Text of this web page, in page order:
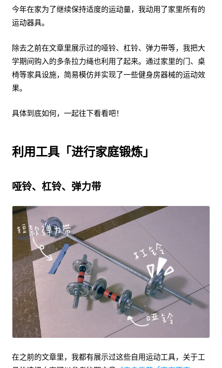
今年在家为了继续保持适度的运动量，我动用了家里所有的
运动器具。
除去之前在文章里展示过的哑铃、杠铃、弹力带等，我把大
学期间购入的多条拉力绳也利用了起来。通过家里的门、桌
椅等家具设施，简易模仿并实现了一些健身房器械的运动效
果。
具体到底如何，一起往下看看吧！
利用工具「进行家庭锻炼」
哑铃、杠铃、弹力带
在之前的文章里，我都有展示过这些自用运动工具，关于工